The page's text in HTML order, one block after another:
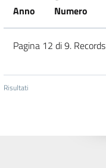
Risultati
Anno
Numero
Pagina 12 di 9.